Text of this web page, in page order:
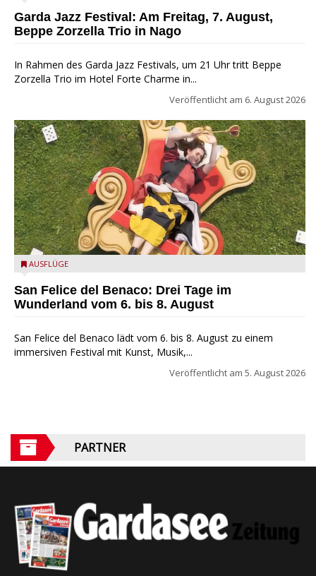
Garda Jazz Festival: Am Freitag, 7. August,
Beppe Zorzella Trio in Nago
In Rahmen des Garda Jazz Festivals, um 21 Uhr tritt Beppe
Zorzella Trio im Hotel Forte Charme in...
Veröffentlicht am 6. August 2026
San Felice del Benaco: Drei Tage im Wunderland
AUSFLÜGE
San Felice del Benaco: Drei Tage im
Wunderland vom 6. bis 8. August
San Felice del Benaco lädt vom 6. bis 8. August zu einem
immersiven Festival mit Kunst, Musik,...
Veröffentlicht am 5. August 2026
PARTNER